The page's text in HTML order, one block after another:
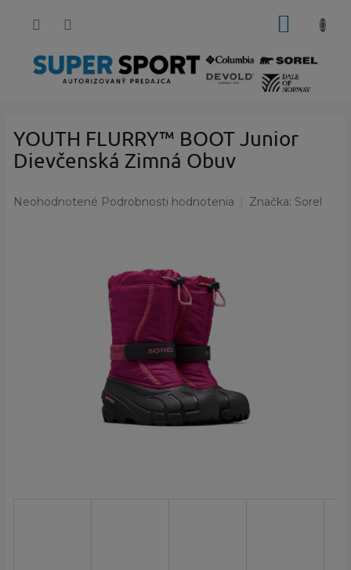
YOUTH FLURRY™ BOOT Junior
Dievčenská Zimná Obuv
Priemerné
Neohodnotené Podrobnosti hodnotenia Značka: Sorel